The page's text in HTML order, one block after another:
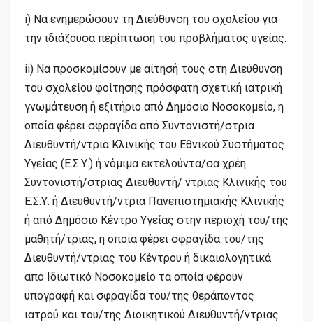
i) Να ενημερώσουν τη Διεύθυνση του σχολείου για
την ιδιάζουσα περίπτωση του προβλήματος υγείας.
ii) Να προσκομίσουν με αίτησή τους στη Διεύθυνση
του σχολείου φοίτησης πρόσφατη σχετική ιατρική
γνωμάτευση ή εξιτήριο από Δημόσιο Νοσοκομείο, η
οποία φέρει σφραγίδα από Συντονιστή/στρια
Διευθυντή/ντρια Κλινικής του Εθνικού Συστήματος
Υγείας (Ε.Σ.Υ.) ή νόμιμα εκτελούντα/σα χρέη
Συντονιστή/στριας Διευθυντή/ ντριας Κλινικής του
Ε.Σ.Υ. ή Διευθυντή/ντρια Πανεπιστημιακής Κλινικής
ή από Δημόσιο Κέντρο Υγείας στην περιοχή του/της
μαθητή/τριας, η οποία φέρει σφραγίδα του/της
Διευθυντή/ντριας του Κέντρου ή δικαιολογητικά
από Ιδιωτικό Νοσοκομείο τα οποία φέρουν
υπογραφή και σφραγίδα του/της θεράποντος
ιατρού και του/της Διοικητικού Διευθυντή/ντριας